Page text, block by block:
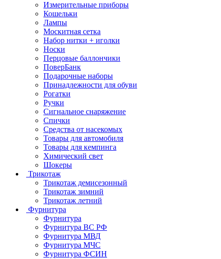
Измерительные приборы
Кошельки
Лампы
Москитная сетка
Набор нитки + иголки
Носки
Перцовые баллончики
ПоверБанк
Подарочные наборы
Принадлежности для обуви
Рогатки
Ручки
Сигнальное снаряжение
Спички
Средства от насекомых
Товары для автомобиля
Товары для кемпинга
Химический свет
Шокеры
Трикотаж
Трикотаж демисезонный
Трикотаж зимний
Трикотаж летний
Фурнитура
Фурнитура
Фурнитура ВС РФ
Фурнитура МВД
Фурнитура МЧС
Фурнитура ФСИН